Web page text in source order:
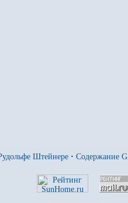
Штейнере · Содержание